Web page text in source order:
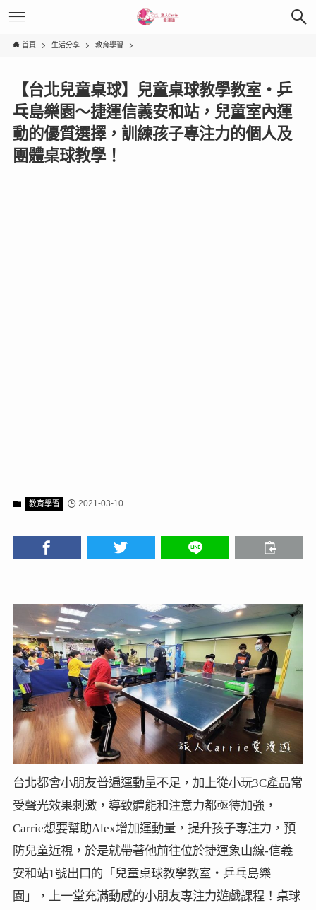
首頁 生活分享 教育學習
【台北兒童桌球】兒童桌球教學教室‧乒
乓島樂園〜捷運信義安和站，兒童室內運
動的優質選擇，訓練孩子專注力的個人及
團體桌球教學！
教育學習 2021-03-10
台北都會小朋友普遍運動量不足，加上從小玩3C產品常
受聲光效果刺激，導致體能和注意力都亟待加強，
Carrie想要幫助Alex增加運動量，提升孩子專注力，預
防兒童近視，於是就帶著他前往位於捷運象山線-信義
安和站1號出口的「兒童桌球教學教室‧乒乓島樂
園」，上一堂充滿動感的小朋友專注力遊戲課程！桌球